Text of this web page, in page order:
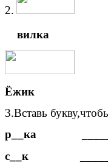
2.
вилка
Ёжик
3.Вставь
р__ка
с__к